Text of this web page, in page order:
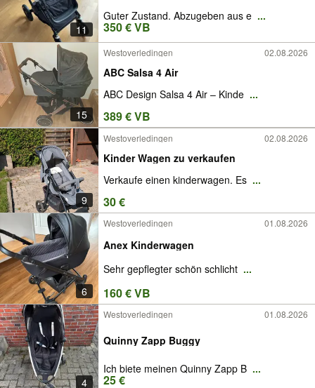
11
Guter Zustand. Abzugeben aus e ...
350 € VB
15
Westoverledingen 02.08.2026
ABC Salsa 4 Air
ABC Design Salsa 4 Air – Kinde ...
389 € VB
9
Westoverledingen 02.08.2026
Kinder Wagen zu verkaufen
Verkaufe einen kinderwagen. Es ...
30 €
6
Westoverledingen 01.08.2026
Anex Kinderwagen
Sehr gepflegter schön schlicht ...
160 € VB
4
Westoverledingen 01.08.2026
Quinny Zapp Buggy
Ich biete meinen Quinny Zapp B ...
25 €